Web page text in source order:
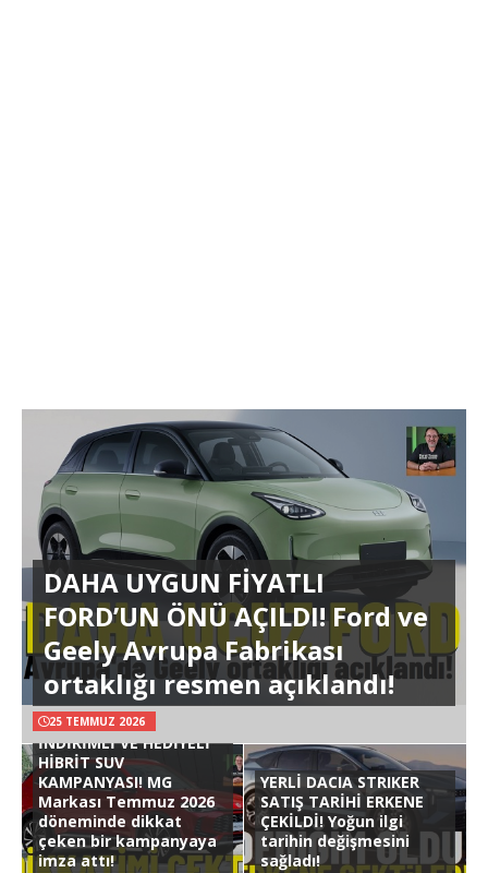
DAHA UYGUN FİYATLI
FORD’UN ÖNÜ AÇILDI! Ford ve
Geely Avrupa Fabrikası
ortaklığı resmen açıklandı!
25 TEMMUZ 2026
İNDİRİMLİ VE HEDİYELİ
HİBRİT SUV
KAMPANYASI! MG
Markası Temmuz 2026
döneminde dikkat
çeken bir kampanyaya
imza attı!
YERLİ DACIA STRIKER
SATIŞ TARİHİ ERKENE
ÇEKİLDİ! Yoğun ilgi
tarihin değişmesini
sağladı!